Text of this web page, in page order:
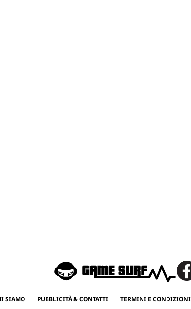
SIAMO PUBBLICITÀ & CONTATTI TERMINI E CONDIZIONI